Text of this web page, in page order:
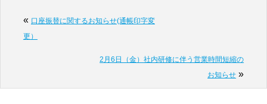
« 口座振替に関するお知らせ(通帳印字変
更）
2月6日（金）社内研修に伴う営業時間短縮の
お知らせ »